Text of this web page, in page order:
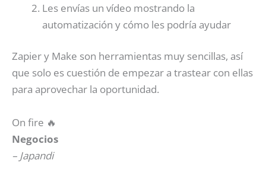
Les envías un vídeo mostrando la
automatización y cómo les podría ayudar
Zapier y Make son herramientas muy sencillas, así
que solo es cuestión de empezar a trastear con ellas
para aprovechar la oportunidad.
On fire 🔥
Negocios
– Japandi